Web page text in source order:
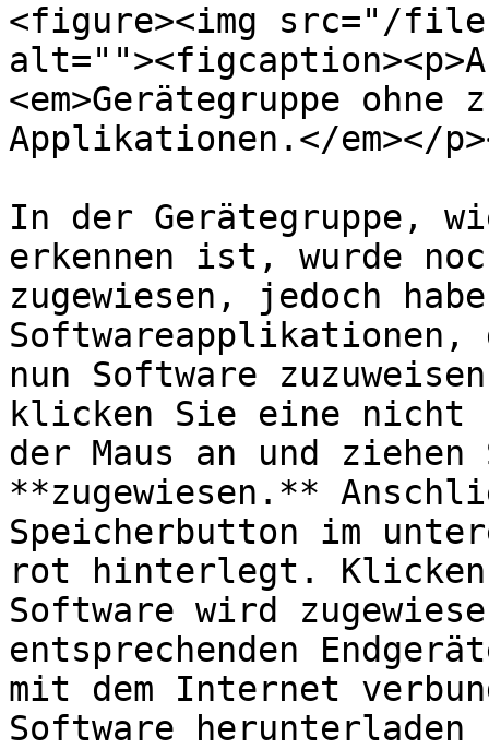
<figure><img src="/files/
<em>Gerätegruppe ohne
Applikationen.</em></
In der Gerätegruppe,
erkennen ist, wurde
zugewiesen, jedoch
Softwareapplikationen,
nun Software
klicken Sie eine nicht
der Maus an und
**zugewiesen.**
Speicherbutton im
rot hinterlegt. Klicken
Software wird
entsprechenden
mit dem Internet
Software